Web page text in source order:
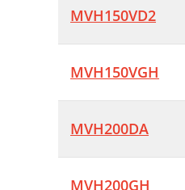
MVH150VD2
MVH150VGH
MVH200DA
MVH200GH